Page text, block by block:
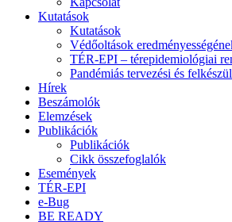
Kutatások
Kutatások
Védőoltások
TÉR-EPI – térepidemiológiai
Pandémiás tervezési és
Hírek
Beszámolók
Elemzések
Publikációk
Publikációk
Cikk összefoglalók
Események
TÉR-EPI
e-Bug
BE READY